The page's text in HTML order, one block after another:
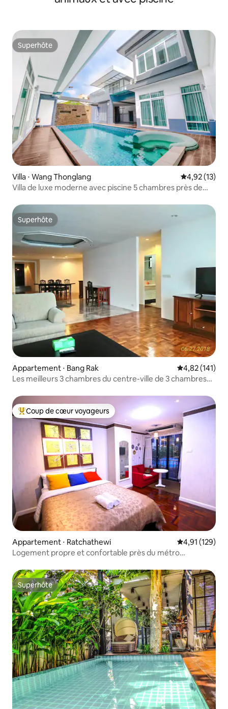
Superhôte
Superhôte
Villa ⋅ Wang Thonglang Évaluation
4,92 (13)
Villa de luxe moderne avec piscine 5 chambres près de
Superhôte
Superhôte
Appartement ⋅ Bang Rak Évaluation
4,82 (141)
Les meilleurs 3 chambres du centre-ville de 3 chambres
Coups de cœur voyageurs les plus appréciés
Coup de cœur voyageurs
Appartement ⋅ Ratchathewi Évaluation
4,91 (129)
Logement propre et confortable près du métro
Superhôte
Superhôte